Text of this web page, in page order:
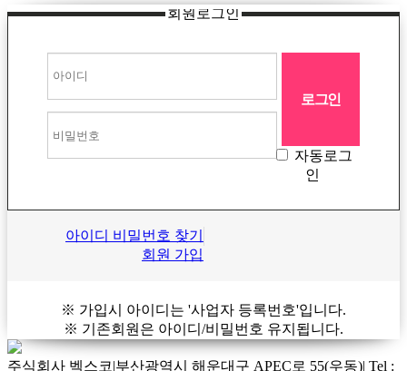
회원로그인
자동로그
인
아이디 비밀번호 찾기
회원 가입
※ 가입시 아이디는 '사업자 등록번호'입니다.
※ 기존회원은 아이디/비밀번호 유지됩니다.
주식회사 벡스코|부산광역시 해운대구 APEC로 55(우동)| Tel :